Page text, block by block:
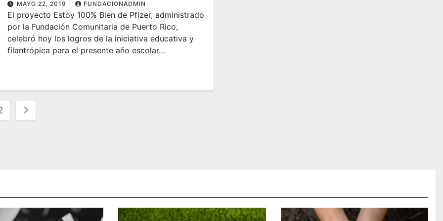
MAYO 22, 2019 FUNDACIONADMIN
El proyecto Estoy 100% Bien de Pfizer, administrado
por la Fundación Comunitaria de Puerto Rico,
celebró hoy los logros de la iniciativa educativa y
filantrópica para el presente año escolar…